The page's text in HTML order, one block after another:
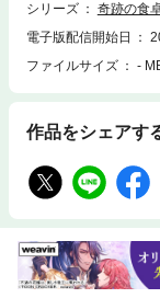
シリーズ
奇跡の食
電子版配信開始日
ファイルサイズ
-
作品をシェアす